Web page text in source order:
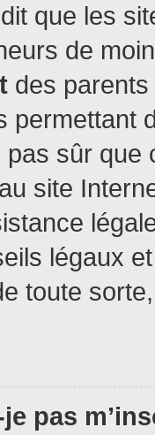
que les
de
des parents
permettant
pas sûr
site
légaux
toute
pas